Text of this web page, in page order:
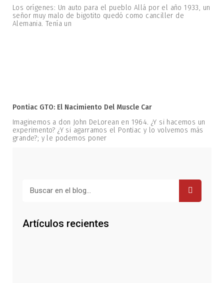
Los orígenes: Un auto para el pueblo Allá por el año 1933, un
señor muy malo de bigotito quedó como canciller de
Alemania. Tenía un
Pontiac GTO: El Nacimiento Del Muscle Car
Imaginemos a don John DeLorean en 1964. ¿Y si hacemos un
experimento? ¿Y si agarramos el Pontiac y lo volvemos más
grande?; y le podemos poner
Artículos recientes